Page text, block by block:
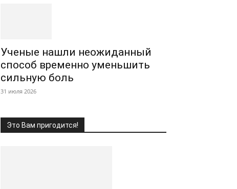
Ученые нашли неожиданный
способ временно уменьшить
сильную боль
31 июля 2026
Это Вам пригодится!